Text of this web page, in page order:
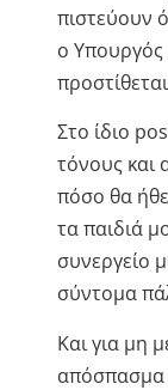
πιστεύουν
ο
Στο ίδιο
τόνους και
πόσο θα
τα παιδιά
συνεργείο
σύντομα
Και για μη
απόσπασμα